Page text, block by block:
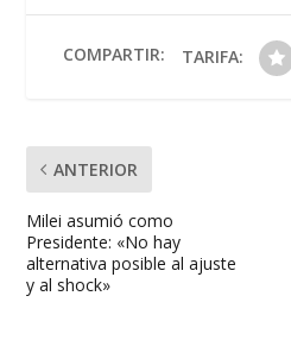
o
o
A
p
COMPARTIR: TARIFA:
ANTERIOR
Milei asumió como
Presidente: «No hay
alternativa posible al ajuste
y al shock»